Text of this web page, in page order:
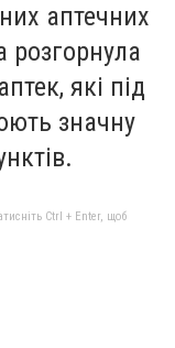
аптечних
розгорнула
які під
значну
Ctrl + Enter, щоб